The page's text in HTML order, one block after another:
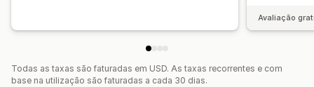
Avaliação
Todas as taxas são faturadas em USD. As taxas recorrentes e com
base na utilização são faturadas a cada 30 dias.